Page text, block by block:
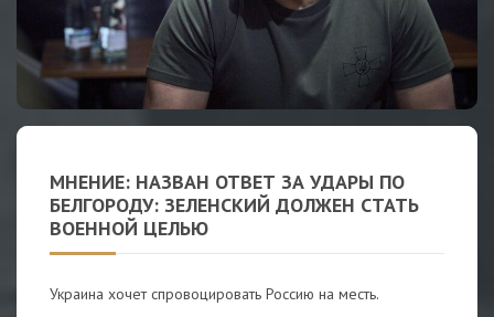
МНЕНИЕ: НАЗВАН ОТВЕТ ЗА УДАРЫ ПО
БЕЛГОРОДУ: ЗЕЛЕНСКИЙ ДОЛЖЕН СТАТЬ
ВОЕННОЙ ЦЕЛЬЮ
Украина хочет спровоцировать Россию на месть.